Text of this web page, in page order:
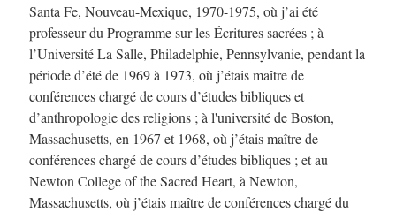
Santa Fe, Nouveau-Mexique, 1970-1975, où j’ai été
professeur du Programme sur les Écritures sacrées ; à
l’Université La Salle, Philadelphie, Pennsylvanie, pendant la
période d’été de 1969 à 1973, où j’étais maître de
conférences chargé de cours d’études bibliques et
d’anthropologie des religions ; à l'université de Boston,
Massachusetts, en 1967 et 1968, où j’étais maître de
conférences chargé de cours d’études bibliques ; et au
Newton College of the Sacred Heart, à Newton,
Massachusetts, où j’étais maître de conférences chargé du